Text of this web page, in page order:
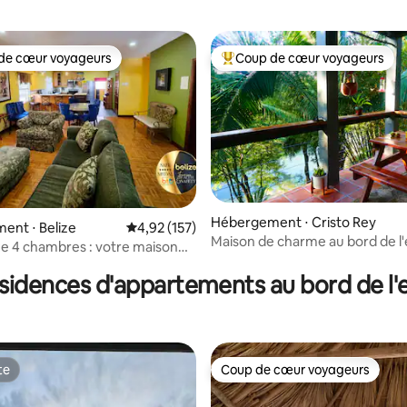
base de 102 commentaires : 4,98 sur 5
cœur voyageurs les plus appréciés
cœur voyageurs
⋅ Belize Évaluation moyenne sur la base de 157
4,92 (157)
4 chambres : votre maison
Coups de cœur voyageurs les
Coup de cœur voyageurs
Hébergement ⋅ Cristo Rey
Maison de charme au bord de
d'appartements au bord de
Coup de cœur voyageurs
Coup de cœur voyageurs